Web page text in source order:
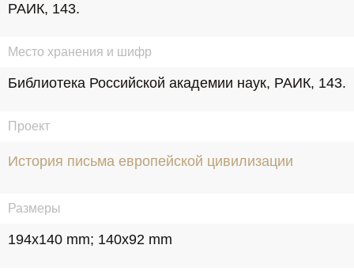
РАИК, 143.
Место хранения и шифр
Библиотека Российской академии наук, РАИК, 143.
Проект
История письма европейской цивилизации
Размеры
194x140 mm; 140x92 mm